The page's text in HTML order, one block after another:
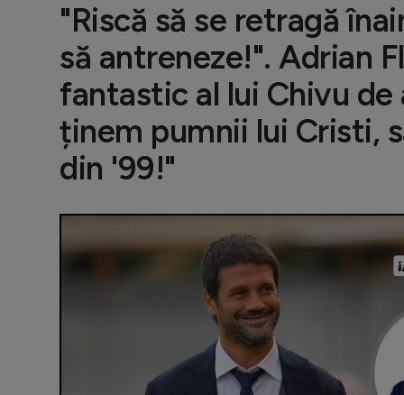
"Riscă să se retragă
să antreneze!". Adrian
fantastic al lui Chivu de
ținem pumnii lui Cristi,
din '99!"